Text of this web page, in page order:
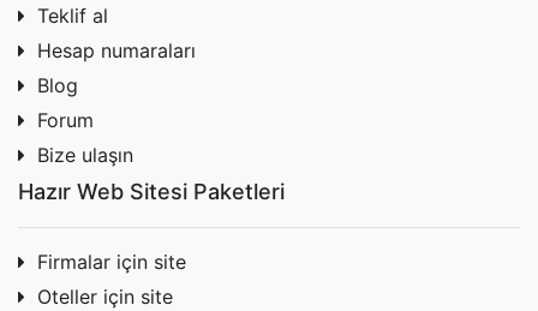
Teklif al
Hesap numaraları
Blog
Forum
Bize ulaşın
Hazır Web Sitesi Paketleri
Firmalar için site
Oteller için site